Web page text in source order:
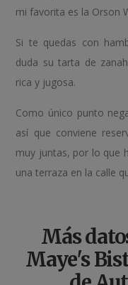
mi favorita es la Orson
Si te quedas con
duda su tarta de
rica y jugosa.
Como único punto
así que conviene
muy juntas, por lo que
una terraza en la calle
Más
Maye's